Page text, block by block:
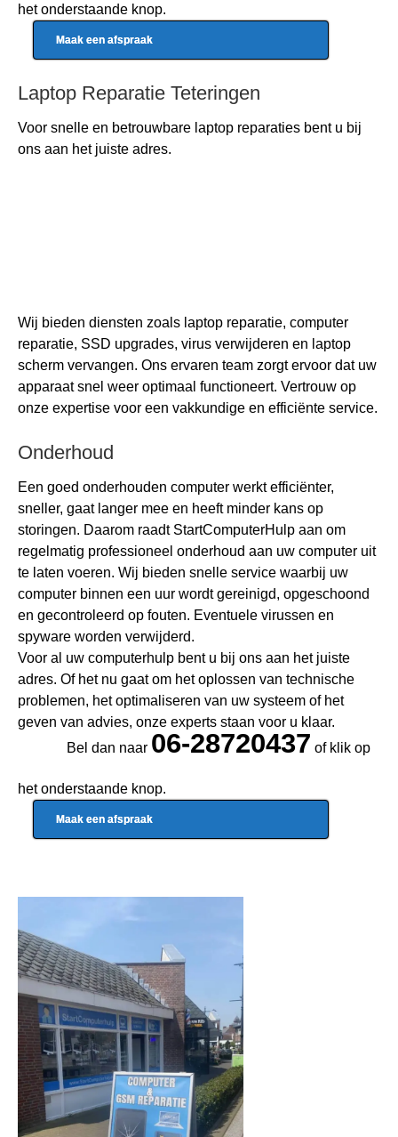
het onderstaande knop.
Maak een afspraak
Laptop Reparatie Teteringen
Voor snelle en betrouwbare laptop reparaties bent u bij
ons aan het juiste adres.
Wij bieden diensten zoals laptop reparatie, computer
reparatie, SSD upgrades, virus verwijderen en laptop
scherm vervangen. Ons ervaren team zorgt ervoor dat uw
apparaat snel weer optimaal functioneert. Vertrouw op
onze expertise voor een vakkundige en efficiënte service.
Onderhoud
Een goed onderhouden computer werkt efficiënter,
sneller, gaat langer mee en heeft minder kans op
storingen. Daarom raadt StartComputerHulp aan om
regelmatig professioneel onderhoud aan uw computer uit
te laten voeren. Wij bieden snelle service waarbij uw
computer binnen een uur wordt gereinigd, opgeschoond
en gecontroleerd op fouten. Eventuele virussen en
spyware worden verwijderd.
Voor al uw computerhulp bent u bij ons aan het juiste
adres. Of het nu gaat om het oplossen van technische
problemen, het optimaliseren van uw systeem of het
geven van advies, onze experts staan voor u klaar.
Bel dan naar 06-28720437 of klik op
het onderstaande knop.
Maak een afspraak